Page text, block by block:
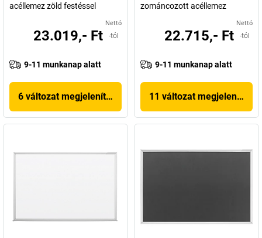
acéllemez zöld festéssel
Nettó
23.019,- Ft -tól
9-11 munkanap alatt
6 változat megjelenítése
zománcozott acéllemez
Nettó
22.715,- Ft -tól
9-11 munkanap alatt
11 változat megjelenítése